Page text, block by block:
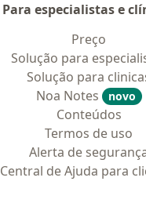
Para especialistas e
Preço
Solução para
Solução para
Noa Notes
novo
Conteúdos
Termos de uso
Alerta de
Central de Ajuda para